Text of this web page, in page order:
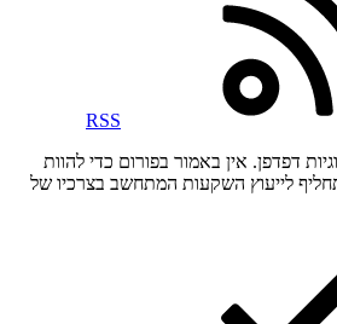
RSS
דפדפן. אין באמור בפורום כדי להוות
לייעוץ השקעות המתחשב בצרכיו של